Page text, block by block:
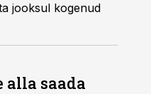
jooksul kogenud
alla saada